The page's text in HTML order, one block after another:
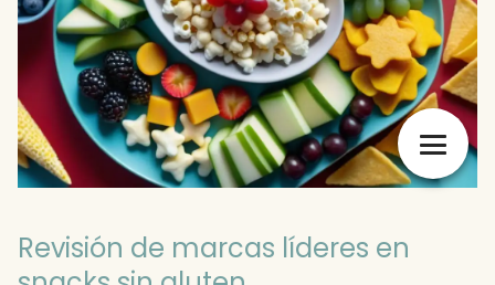
Revisión de marcas líderes en